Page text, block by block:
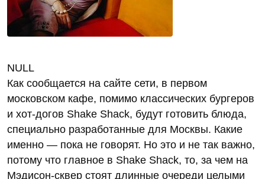
NULL
Как сообщается на сайте сети, в первом
московском кафе, помимо классических бургеров
и хот-догов Shake Shack, будут готовить блюда,
специально разработанные для Москвы. Какие
именно — пока не говорят. Но это и не так важно,
потому что главное в Shake Shack, то, за чем на
Мэдисон-сквер стоят длинные очереди целыми